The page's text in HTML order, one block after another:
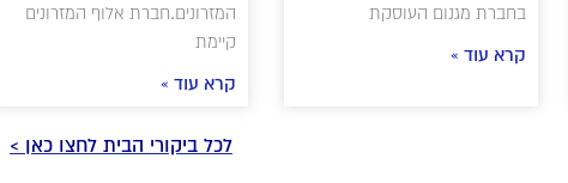
בחברת מגנום העוסקת
קרא עוד »
המזרונים.חברת אלוף המזרונים
קיימת
קרא עוד »
לכל ביקורי הבית לחצו כאן >